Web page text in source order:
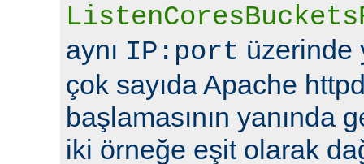
aynı IP:port üzerinde
çok sayıda Apache
başlamasının yanında
iki örneğe eşit olarak